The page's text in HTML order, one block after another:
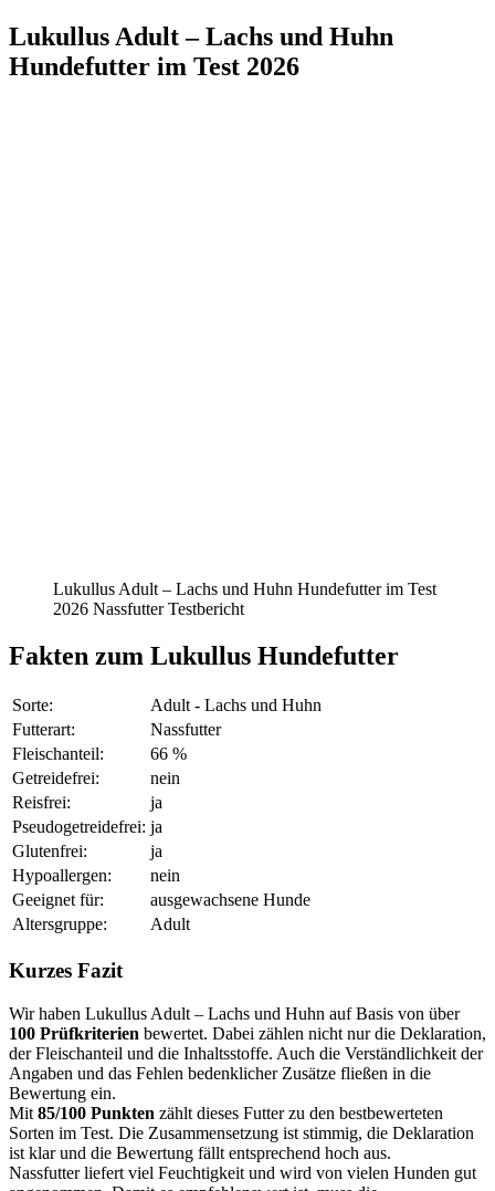
Lukullus Adult – Lachs und Huhn
Hundefutter im Test 2026
Lukullus Adult – Lachs und Huhn Hundefutter im Test
2026 Nassfutter Testbericht
Fakten zum Lukullus Hundefutter
Sorte:
Adult - Lachs und Huhn
Futterart:
Nassfutter
Fleischanteil:
66 %
Getreidefrei:
nein
Reisfrei:
ja
Pseudogetreidefrei: ja
Glutenfrei:
ja
Hypoallergen:
nein
Geeignet für:
ausgewachsene Hunde
Altersgruppe:
Adult
Kurzes Fazit
Wir haben Lukullus Adult – Lachs und Huhn auf Basis von über
100 Prüfkriterien bewertet. Dabei zählen nicht nur die Deklaration,
der Fleischanteil und die Inhaltsstoffe. Auch die Verständlichkeit der
Angaben und das Fehlen bedenklicher Zusätze fließen in die
Bewertung ein.
Mit 85/100 Punkten zählt dieses Futter zu den bestbewerteten
Sorten im Test. Die Zusammensetzung ist stimmig, die Deklaration
ist klar und die Bewertung fällt entsprechend hoch aus.
Nassfutter liefert viel Feuchtigkeit und wird von vielen Hunden gut